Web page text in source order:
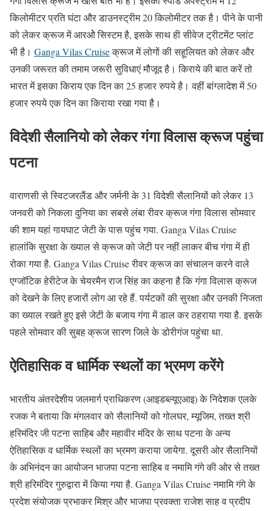
किलोमीटर प्रति घंटा और डाउनस्ट्रीम 20 किलोमीटर तक है। पीने के पानी
को लेकर क्रूज में आरओे सिस्टम है, इसके साथ ही सीवेज ट्रीटमेंट प्लांट
भी है। Ganga Vilas Cruiseक्रूज में लोगों की सहूलियत को लेकर और
उनकी जरूरत की तमाम जरूरी सुविधाएं मौजूद है। किराये की बात करें तो
भारत में इसका किराय एक दिन का 25 हजार रुपये है। वहीं बांग्लादेश में 50
हजार रुपये एक दिन का किराया रखा गया है।
विदेशी सैलानियो को लेकर गंगा विलास क्रूज पहुंचा
पटना
वाराणसी से स्विटजरलैंड और जर्मनी के 31 विदेशी सैलानियों को लेकर 13
जनवरी को निकला दुनिया का सबसे लंबा रीवर क्रूज गंगा विलास सोमवार
की शाम यहां गायघाट जेटी के पास पहुंच गया. Ganga Vilas Cruise
हालांकि सुरक्षा के ख्याल से क्रूज को जेटी पर नहीं लाकर बीच गंगा में ही
रोका गया है. Ganga Vilas Cruise रीवर क्रूज का संचालन करने वाले
एग्जॉटिक हेरीटेज के चेयरमैन राज सिंह का कहना है कि गंगा विलास क्रूज
को देखने के लिए हजारों लोग आ रहे हैं. पर्यटकों की सुरक्षा और उनकी निजता
का ख्याल रखते हुए इसे जेटी के बजाय गंगा में डाल कर ठहराया गया है. इसके
पहले सोमवार की सुबह क्रूज सारण जिले के डोरीगंज पहुंचा था.
ऐतिहासिक व धार्मिक स्थलों का भ्रमण करेंगे
भारतीय अंतरदेशीय जलमार्ग प्राधिकरण (आइडब्ल्यूएआइ) के निदेशक एलके
रजक ने बताया कि मंगलवार को सैलानियों को गोलघर, म्यूजिम, तख्त श्री
हरिमंदिर जी पटना साहिब और महावीर मंदिर के साथ पटना के अन्य
ऐतिहासिक व धार्मिक स्थलों का भ्रमण कराया जायेगा. दूसरी ओर सैलानियों
के अभिनंदन का आयोजन भाजपा पटना साहिब व नमामि गंगे की ओर से तख्त
श्री हरिमंदिर गुरुद्वारा में किया गया है. Ganga Vilas Cruise नमामि गंगे के
प्रदेश संयोजक प्रभाकर मिश्र और भाजपा प्रवक्ता राजेश साह व प्रदीप